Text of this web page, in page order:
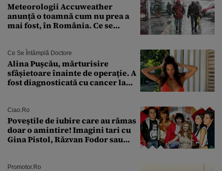
Meteorologii Accuweather
anunță o toamnă cum nu prea a
mai fost, în România. Ce se
București. Pe ce dată ninge
Ce Se Întâmplă Doctore
Alina Pușcău, mărturisire
sfâșietoare înainte de operație. A
fost diagnosticată cu cancer la
îmi salvez viața”
Ciao.ro
Poveştile de iubire care au rămas
doar o amintire! Imagini tari cu
Gina Pistol, Răzvan Fodor sau
Promotor.ro